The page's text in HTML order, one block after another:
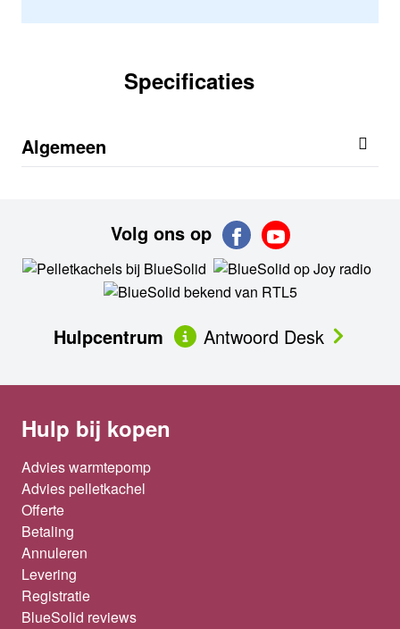
Specificaties
Algemeen
Volg ons op
Hulpcentrum Antwoord Desk
Hulp bij kopen
Advies warmtepomp
Advies pelletkachel
Offerte
Betaling
Annuleren
Levering
Registratie
BlueSolid reviews